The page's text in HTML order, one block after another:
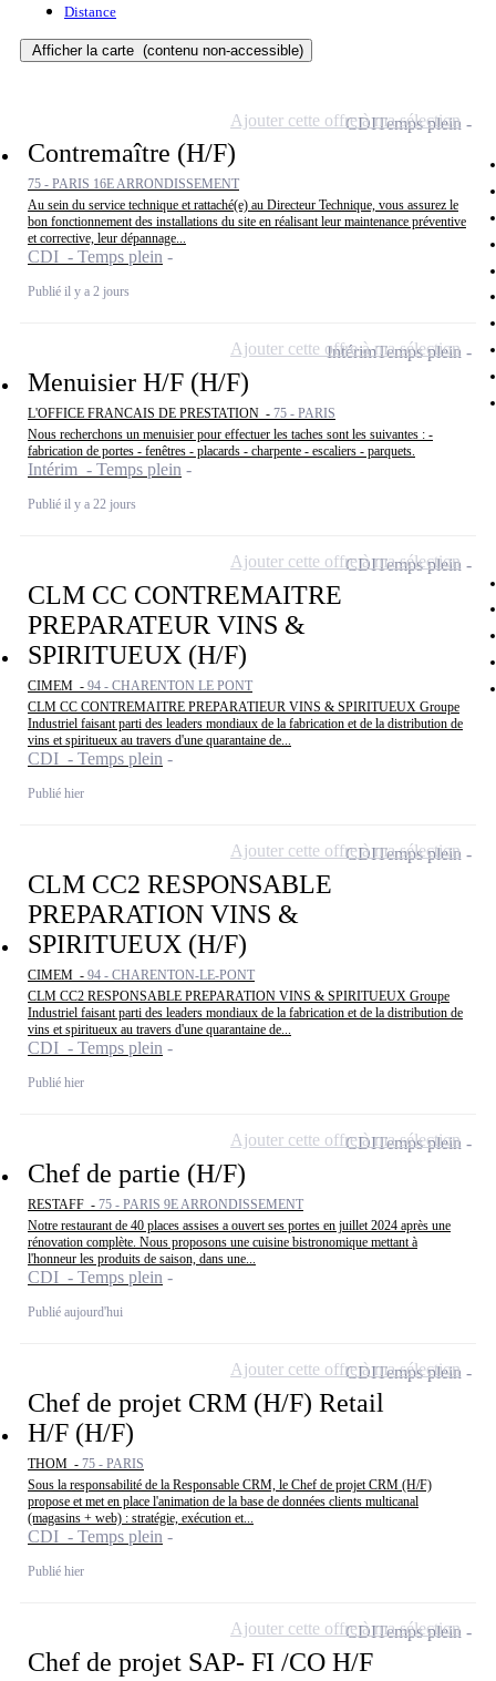
Distance
Afficher la carte (contenu non-accessible)
Contremaître (H/F)
75 - PARIS 16E ARRONDISSEMENT
Au sein du service technique et rattaché(e) au Directeur Technique, vous assurez le
bon fonctionnement des installations du site en réalisant leur maintenance préventive
et corrective, leur dépannage...
CDI - Temps plein
Publié il y a 2 jours
CDITemps plein
Ajouter cette offre à ma sélection
Menuisier H/F (H/F)
L'OFFICE FRANCAIS DE PRESTATION - 75 - PARIS
Nous recherchons un menuisier pour effectuer les taches sont les suivantes : -
fabrication de portes - fenêtres - placards - charpente - escaliers - parquets.
Intérim - Temps plein
Publié il y a 22 jours
IntérimTemps plein
Ajouter cette offre à ma sélection
CLM CC CONTREMAITRE
PREPARATEUR VINS &
SPIRITUEUX (H/F)
CIMEM - 94 - CHARENTON LE PONT
CLM CC CONTREMAITRE PREPARATIEUR VINS & SPIRITUEUX Groupe
Industriel faisant parti des leaders mondiaux de la fabrication et de la distribution de
vins et spiritueux au travers d'une quarantaine de...
CDI - Temps plein
Publié hier
CDITemps plein
Ajouter cette offre à ma sélection
CLM CC2 RESPONSABLE
PREPARATION VINS &
SPIRITUEUX (H/F)
CIMEM - 94 - CHARENTON-LE-PONT
CLM CC2 RESPONSABLE PREPARATION VINS & SPIRITUEUX Groupe
Industriel faisant parti des leaders mondiaux de la fabrication et de la distribution de
vins et spiritueux au travers d'une quarantaine de...
CDI - Temps plein
Publié hier
CDITemps plein
Ajouter cette offre à ma sélection
Chef de partie (H/F)
RESTAFF - 75 - PARIS 9E ARRONDISSEMENT
Notre restaurant de 40 places assises a ouvert ses portes en juillet 2024 après une
rénovation complète. Nous proposons une cuisine bistronomique mettant à
l'honneur les produits de saison, dans une...
CDI - Temps plein
Publié aujourd'hui
CDITemps plein
Ajouter cette offre à ma sélection
Chef de projet CRM (H/F) Retail
H/F (H/F)
THOM - 75 - PARIS
Sous la responsabilité de la Responsable CRM, le Chef de projet CRM (H/F)
propose et met en place l'animation de la base de données clients multicanal
(magasins + web) : stratégie, exécution et...
CDI - Temps plein
Publié hier
CDITemps plein
Ajouter cette offre à ma sélection
Chef de projet SAP- FI /CO H/F
CDITemps plein
Ajouter cette offre à ma sélection